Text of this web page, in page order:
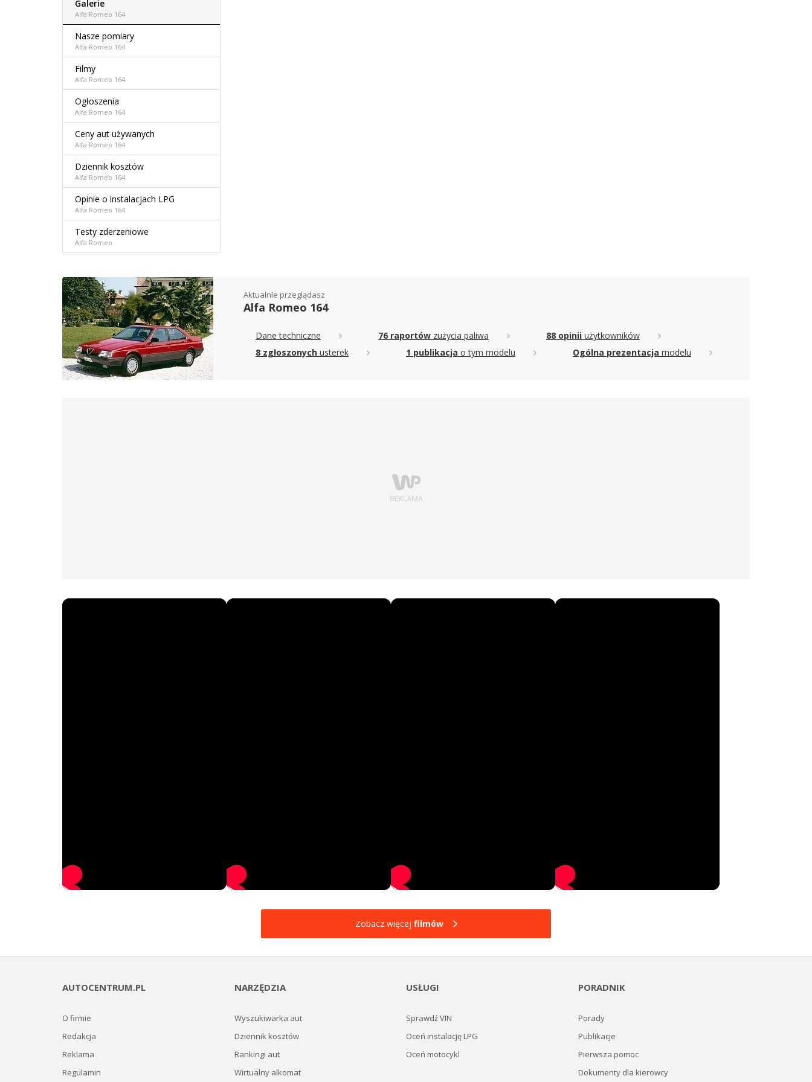
Galerie
Alfa Romeo 164
Nasze pomiary
Alfa Romeo 164
Filmy
Alfa Romeo 164
Ogłoszenia
Alfa Romeo 164
Ceny aut używanych
Alfa Romeo 164
Dziennik kosztów
Alfa Romeo 164
Opinie o instalacjach LPG
Alfa Romeo 164
Testy zderzeniowe
Alfa Romeo
Aktualnie przeglądasz
Alfa Romeo 164
Dane techniczne 76 raportów zużycia paliwa 88 opinii użytkowników
8 zgłoszonych usterek 1 publikacja o tym modelu Ogólna prezentacja modelu
Zobacz więcej filmów
AUTOCENTRUM.PL
O firmie
Redakcja
Reklama
Regulamin
NARZĘDZIA
Wyszukiwarka aut
Dziennik kosztów
Rankingi aut
Wirtualny alkomat
USŁUGI
Sprawdź VIN
Oceń instalację LPG
Oceń motocykl
PORADNIK
Porady
Publikacje
Pierwsza pomoc
Dokumenty dla kierowcy